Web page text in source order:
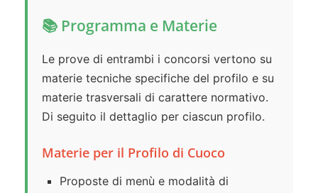
📚 Programma e Materie
Le prove di entrambi i concorsi vertono su
materie tecniche specifiche del profilo e su
materie trasversali di carattere normativo.
Di seguito il dettaglio per ciascun profilo.
Materie per il Profilo di Cuoco
Proposte di menù e modalità di